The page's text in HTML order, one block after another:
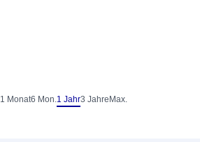
1 Monat6 Mon.1 Jahr3 Jahre Max.